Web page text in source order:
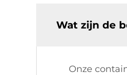
Wat zijn de
Onze